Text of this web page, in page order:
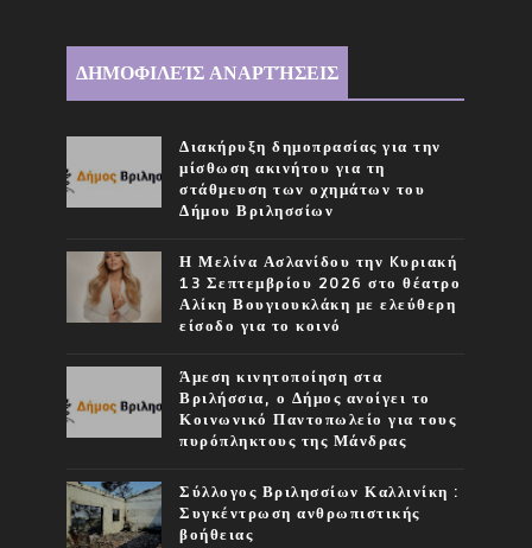
ΔΗΜΟΦΙΛΕΊΣ ΑΝΑΡΤΉΣΕΙΣ
Διακήρυξη δημοπρασίας για την
μίσθωση ακινήτου για τη
στάθμευση των οχημάτων του
Δήμου Βριλησσίων
Η Μελίνα Ασλανίδου την Kυριακή
13 Σεπτεμβρίου 2026 στο θέατρο
Αλίκη Βουγιουκλάκη με ελεύθερη
είσοδο για το κοινό
Άμεση κινητοποίηση στα
Βριλήσσια, ο Δήμος ανοίγει το
Κοινωνικό Παντοπωλείο για τους
πυρόπληκτους της Μάνδρας
Σύλλογος Βριλησσίων Καλλινίκη :
Συγκέντρωση ανθρωπιστικής
βοήθειας